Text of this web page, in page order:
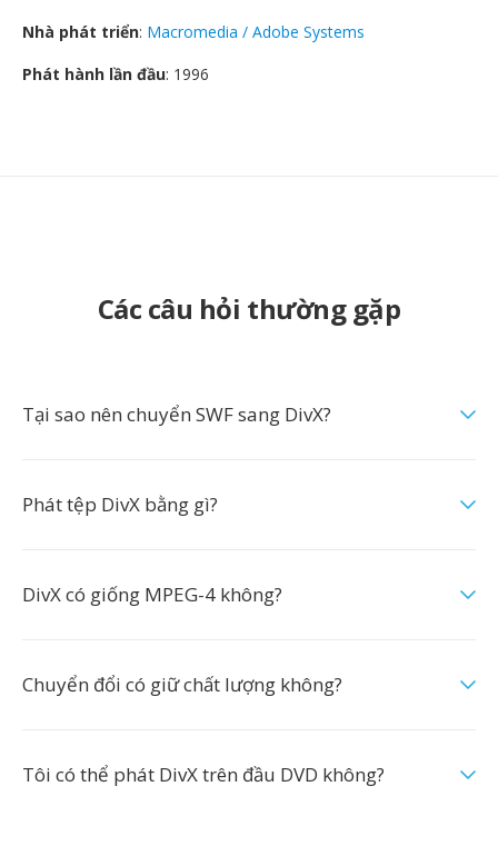
Nhà phát triển: Macromedia / Adobe Systems
Phát hành lần đầu: 1996
Các câu hỏi thường gặp
Tại sao nên chuyển SWF sang DivX?
Phát tệp DivX bằng gì?
DivX có giống MPEG-4 không?
Chuyển đổi có giữ chất lượng không?
Tôi có thể phát DivX trên đầu DVD không?